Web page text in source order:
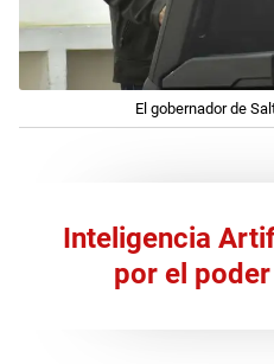
El gobernador de
Inteligencia
por el